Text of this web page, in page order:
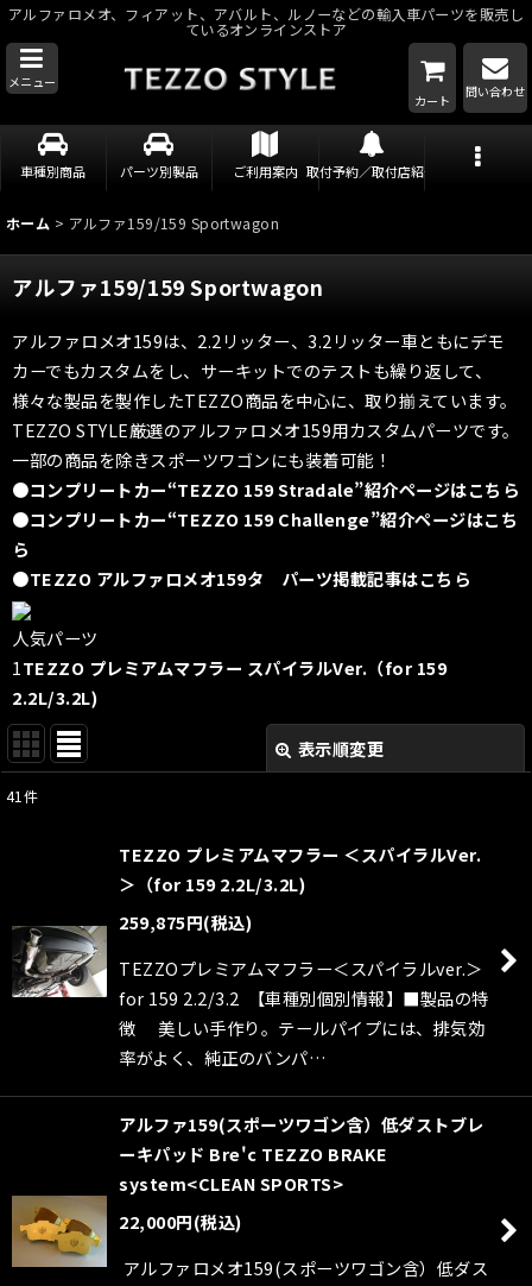
アルファロメオ、フィアット、アバルト、ルノーなどの輸入車パーツを販売し
ているオンラインストア
メニュー
カート
問い合わせ
車種別商品 パーツ別製品 ご利用案内 取付予約／取付店紹介
ホーム > アルファ159/159 Sportwagon
アルファ159/159 Sportwagon
アルファロメオ159は、2.2リッター、3.2リッター車ともにデモ
カーでもカスタムをし、サーキットでのテストも繰り返して、
様々な製品を製作したTEZZO商品を中心に、取り揃えています。
TEZZO STYLE厳選のアルファロメオ159用カスタムパーツです。
一部の商品を除きスポーツワゴンにも装着可能！
●コンプリートカー“TEZZO 159 Stradale”紹介ページはこちら
●コンプリートカー“TEZZO 159 Challenge”紹介ページはこち
ら
●TEZZO アルファロメオ159タ パーツ掲載記事はこちら
人気パーツ
1TEZZO プレミアムマフラー スパイラルVer.（for 159
2.2L/3.2L)
表示順変更
41件
TEZZO プレミアムマフラー ＜スパイラルVer.
＞（for 159 2.2L/3.2L)
259,875円(税込)
TEZZOプレミアムマフラー＜スパイラルver.＞
for 159 2.2/3.2 【車種別個別情報】■製品の特
徴 美しい手作り。テールパイプには、排気効
率がよく、純正のバンパ…
アルファ159(スポーツワゴン含）低ダストブレ
ーキパッド Bre'c TEZZO BRAKE
system<CLEAN SPORTS>
22,000円(税込)
アルファロメオ159(スポーツワゴン含）低ダス